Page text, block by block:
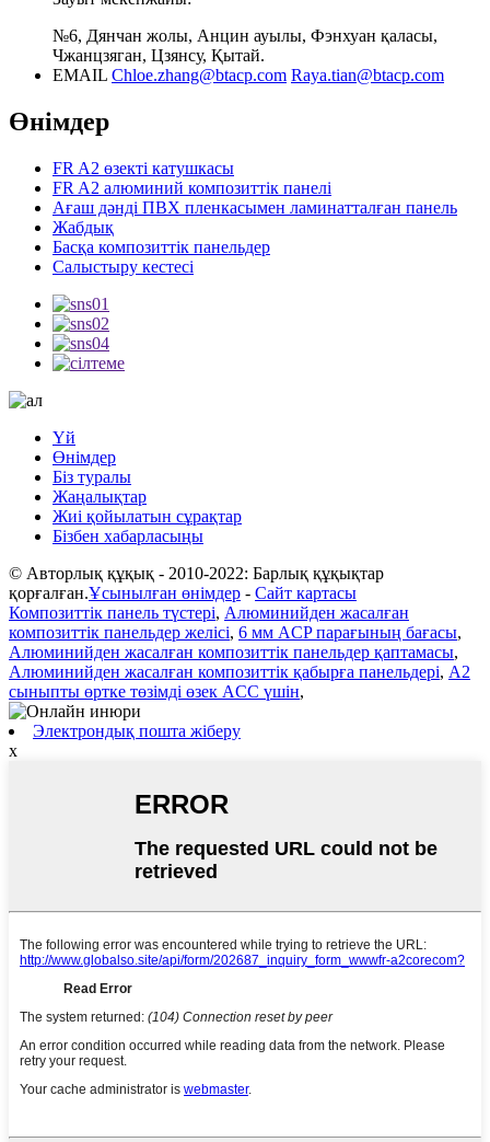
№6, Дянчан жолы, Анцин ауылы, Фэнхуан қаласы,
Чжанцзяган, Цзянсу, Қытай.
EMAIL Chloe.zhang@btacp.com Raya.tian@btacp.com
Өнімдер
FR A2 өзекті катушкасы
FR A2 алюминий композиттік панелі
Ағаш дәнді ПВХ пленкасымен ламинатталған панель
Жабдық
Басқа композиттік панельдер
Салыстыру кестесі
Үй
Өнімдер
Біз туралы
Жаңалықтар
Жиі қойылатын сұрақтар
Бізбен хабарласыңы
© Авторлық құқық - 2010-2022: Барлық құқықтар
қорғалған.Ұсынылған өнімдер - Сайт картасы
Композиттік панель түстері, Алюминийден жасалған
композиттік панельдер желісі, 6 мм ACP парағының бағасы,
Алюминийден жасалған композиттік панельдер қаптамасы,
Алюминийден жасалған композиттік қабырға панельдері, A2
сыныпты өртке төзімді өзек ACC үшін,
Электрондық пошта жіберу
x